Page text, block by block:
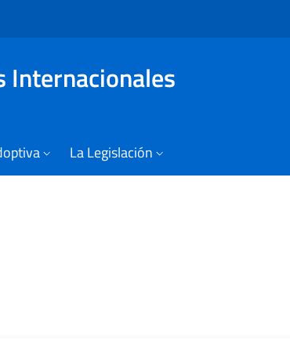
Internacionales
La Legislación